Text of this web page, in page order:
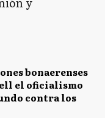
bonaerenses
el oficialismo
contra los